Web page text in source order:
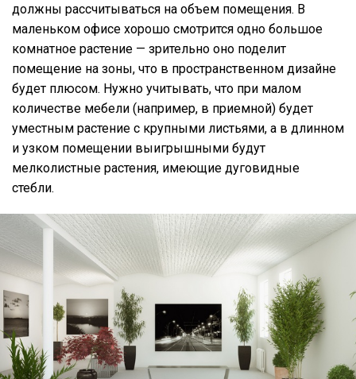
должны рассчитываться на объем помещения. В
маленьком офисе хорошо смотрится одно большое
комнатное растение — зрительно оно поделит
помещение на зоны, что в пространственном дизайне
будет плюсом. Нужно учитывать, что при малом
количестве мебели (например, в приемной) будет
уместным растение с крупными листьями, а в длинном
и узком помещении выигрышными будут
мелколистные растения, имеющие дуговидные
стебли.